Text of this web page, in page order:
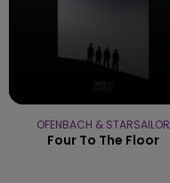
OFENBACH & STARSAILOR
Four To The Floor